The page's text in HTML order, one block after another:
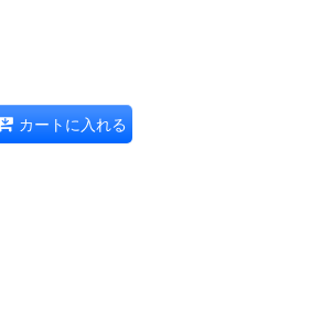
カートに入れる